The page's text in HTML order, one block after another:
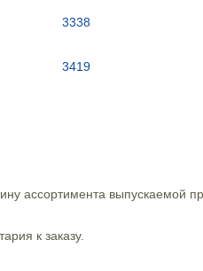
3338
3419
ассортимента выпускаемой
к заказу.